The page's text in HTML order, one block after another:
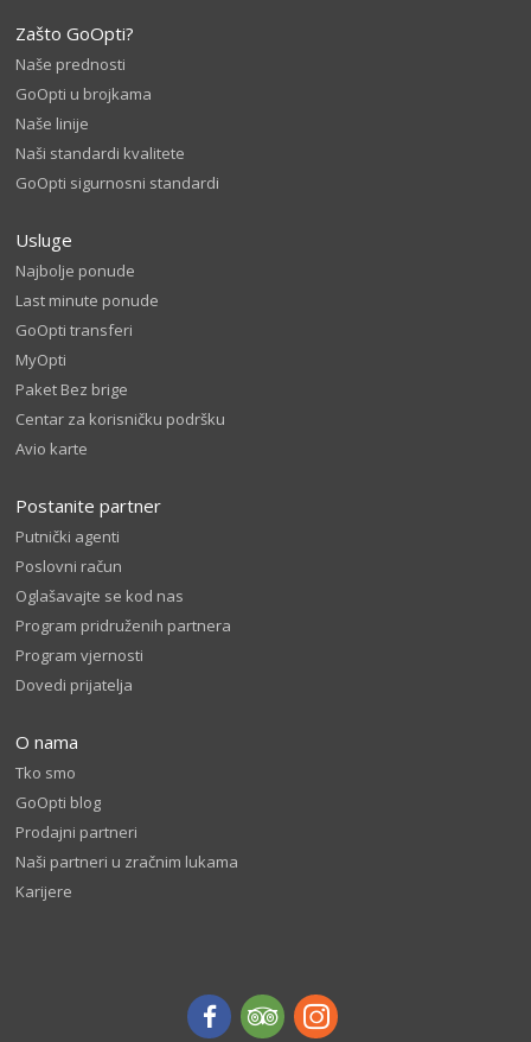
Zašto GoOpti?
Naše prednosti
GoOpti u brojkama
Naše linije
Naši standardi kvalitete
GoOpti sigurnosni standardi
Usluge
Najbolje ponude
Last minute ponude
GoOpti transferi
MyOpti
Paket Bez brige
Centar za korisničku podršku
Avio karte
Postanite partner
Putnički agenti
Poslovni račun
Oglašavajte se kod nas
Program pridruženih partnera
Program vjernosti
Dovedi prijatelja
O nama
Tko smo
GoOpti blog
Prodajni partneri
Naši partneri u zračnim lukama
Karijere